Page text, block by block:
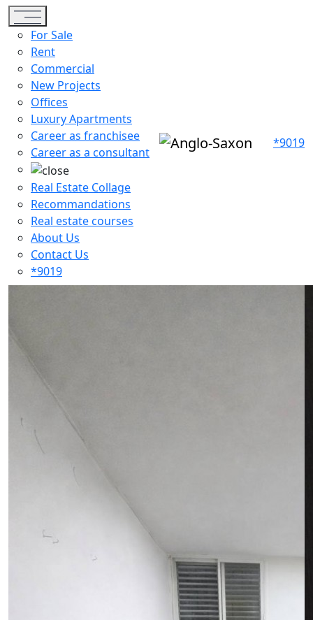
Toggle navigation
For Sale
Rent
Commercial
New Projects
Offices
Luxury Apartments
Career as franchisee
Career as a consultant
Real Estate Collage
Recommandations
Real estate courses
About Us
Contact Us
*9019
*9019